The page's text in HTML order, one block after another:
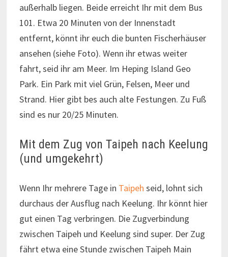
außerhalb liegen. Beide erreicht Ihr mit dem Bus
101. Etwa 20 Minuten von der Innenstadt
entfernt, könnt ihr euch die bunten Fischerhäuser
ansehen (siehe Foto). Wenn ihr etwas weiter
fahrt, seid ihr am Meer. Im Heping Island Geo
Park. Ein Park mit viel Grün, Felsen, Meer und
Strand. Hier gibt bes auch alte Festungen. Zu Fuß
sind es nur 20/25 Minuten.
Mit dem Zug von Taipeh nach Keelung
(und umgekehrt)
Wenn Ihr mehrere Tage in Taipeh seid, lohnt sich
durchaus der Ausflug nach Keelung. Ihr könnt hier
gut einen Tag verbringen. Die Zugverbindung
zwischen Taipeh und Keelung sind super. Der Zug
fährt etwa eine Stunde zwischen Taipeh Main